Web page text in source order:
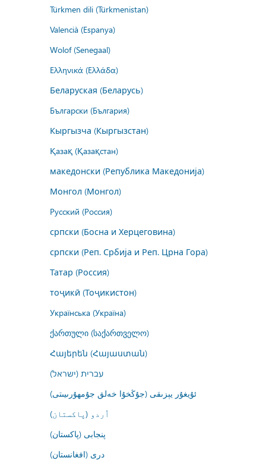
Türkmen dili (Türkmenistan)
Valencià (Espanya)
Wolof (Senegaal)
Ελληνικά (Ελλάδα)
Беларуская (Беларусь)
Български (България)
Кыргызча (Кыргызстан)
Қазақ (Қазақстан)
македонски (Република Македонија)
Монгол (Монгол)
Русский (Россия)
српски (Босна и Херцеговина)
српски (Реп. Србија и Реп. Црна Гора)
Татар (Россия)
тоҷикӣ (Тоҷикистон)
Українська (Україна)
ქართული (საქართველო)
Հայերեն (Հայաստան)
עברית (ישראל)
ئۇيغۇر يېزىقى (جۇڭخۇا خەلق جۇمھۇرىيىتى)
اُردو (پاکستان)
پنجابی (پاکستان)
درى (افغانستان)